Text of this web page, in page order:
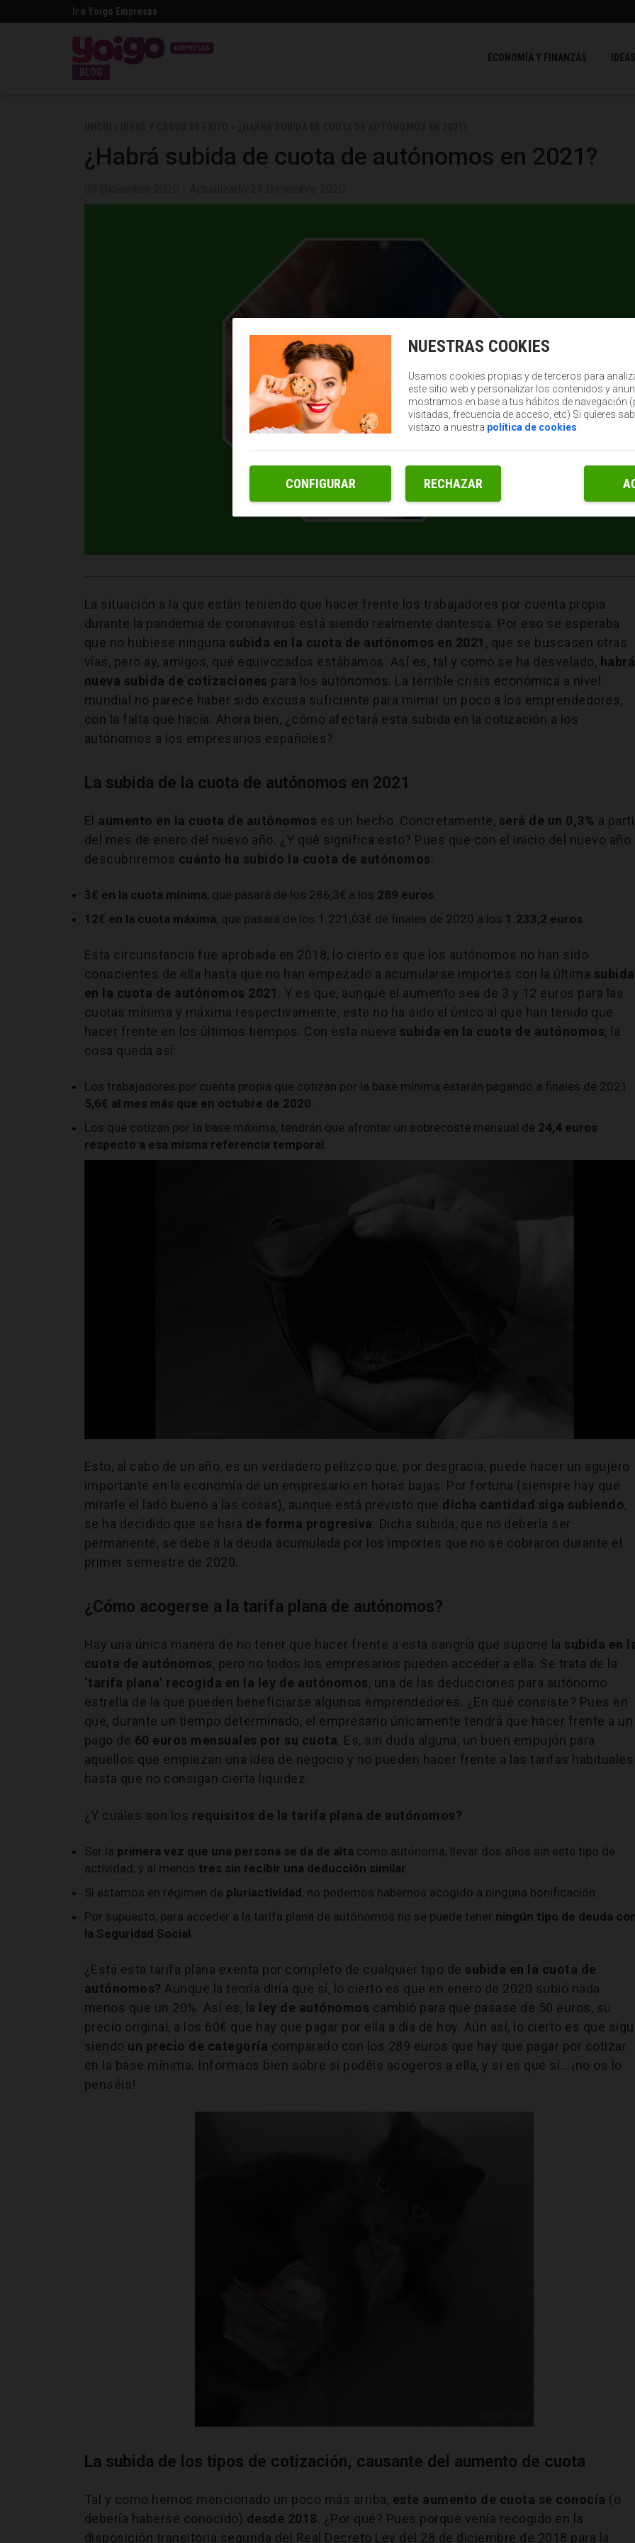
Ir a Yoigo Empresas
BLOG
ECONOMÍA Y FINANZAS
¿Habrá subida de cuota de autónomos en 2021?
La situación a la que están teniendo que hacer frente los trabajadores por cuenta propia
durante la pandemia de coronavirus está siendo realmente dantesca. Por eso se esperaba
que no hubiese ninguna subida en la cuota de autónomos en 2021 , que se buscasen otras
vías, pero ay, amigos, qué equivocados estábamos. Así es, tal y como se ha desvelado, habrá
nueva subida de cotizaciones para los autónomos. La terrible crisis económica a nivel
mundial no parece haber sido excusa suficiente para mimar un poco a los emprendedores,
con la falta que hacía. Ahora bien, ¿cómo afectará esta subida en la cotización a los
autónomos a los empresarios españoles?
La subida de la cuota de autónomos en 2021
El aumento en la cuota de autónomos es un hecho. Concretamente, será de un 0,3% a
del mes de enero del nuevo año. ¿Y qué significa esto? Pues que con el inicio del nuevo año
descubriremos cuánto ha subido la cuota de autónomos:
3€ en la cuota mínima, que pasará de los 286,3€ a los 289 euros
12€ en la cuota máxima, que pasará de los 1.221,03€ de finales de 2020 a los 1.233,2 euros
Esta circunstancia fue aprobada en 2018, lo cierto es que los autónomos no han sido
conscientes de ella hasta que no han empezado a acumularse importes con la última subida
en la cuota de autónomos 2021 . Y es que, aunque el aumento sea de 3 y 12 euros para las
cuotas mínima y máxima respectivamente, este no ha sido el único al que han tenido que
hacer frente en los últimos tiempos. Con esta nueva subida en la cuota de autónomos, la
cosa queda así:
Los trabajadores por cuenta propia que cotizan por la base mínima estarán pagando a finales de 2021
5,6€ al mes más que en octubre de 2020
Los que cotizan por la base máxima, tendrán que afrontar un sobrecoste mensual de 24,4 euros
respecto a esa misma referencia temporal
Esto, al cabo de un año, es un verdadero pellizco que, por desgracia, puede hacer un agujero
importante en la economía de un empresario en horas bajas. Por fortuna (siempre hay que
mirarle el lado bueno a las cosas), aunque está previsto que dicha cantidad siga subiendo,
se ha decidido que se hará de forma progresiva. Dicha subida, que no debería ser
permanente, se debe a la deuda acumulada por los importes que no se cobraron durante el
primer semestre de 2020.
¿Cómo acogerse a la tarifa plana de autónomos?
Hay una única manera de no tener que hacer frente a esta sangría que supone la subida en
cuota de autónomos, pero no todos los empresarios pueden acceder a ella. Se trata de la
‘tarifa plana’ recogida en la ley de autónomos, una de las deducciones para autónomo
estrella de la que pueden beneficiarse algunos emprendedores. ¿En qué consiste? Pues en
que, durante un tiempo determinado, el empresario únicamente tendrá que hacer frente a un
pago de 60 euros mensuales por su cuota. Es, sin duda alguna, un buen empujón para
aquellos que empiezan una idea de negocio y no pueden hacer frente a las tarifas habituales
hasta que no consigan cierta liquidez.
¿Y cuáles son los requisitos de la tarifa plana de autónomos?
Ser la primera vez que una persona se da de alta como autónoma, llevar dos años sin este tipo de
actividad, y al menos tres sin recibir una deducción similar
Si estamos en régimen de pluriactividad, no podemos habernos acogido a ninguna bonificación.
Por supuesto, para acceder a la tarifa plana de autónomos no se puede tener ningún tipo de deuda
la Seguridad Social
¿Está esta tarifa plana exenta por completo de cualquier tipo de subida en la cuota de
autónomos? Aunque la teoría diría que sí, lo cierto es que en enero de 2020 subió nada
menos que un 20%. Así es, la
ley de autónomos cambió para que pasase de 50 euros, su
precio original, a los 60€ que hay que pagar por ella a día de hoy. Aún así, lo cierto es que
siendo un precio de categoría comparado con los 289 euros que hay que pagar por cotizar
en la base mínima. Informaos bien sobre si podéis acogeros a ella, y si es que sí… ¡no os lo
penséis!
La subida de los tipos de cotización, causante del aumento de cuota
Tal y como hemos mencionado un poco más arriba, este aumento de cuota se conocía (o
debería haberse conocido) desde 2018. ¿Por qué? Pues porque venía recogido en la
disposición transitoria segunda del Real Decreto Ley del 28 de diciembre de 2018 para la
NUESTRAS COOKIES
Usamos cookies propias y de terceros para
este sitio web y personalizar los contenidos y
mostramos en base a tus hábitos de navegación
visitadas, frecuencia de acceso, etc) Si quieres
vistazo a nuestra política de cookies
RECHAZAR
CONFIGURAR